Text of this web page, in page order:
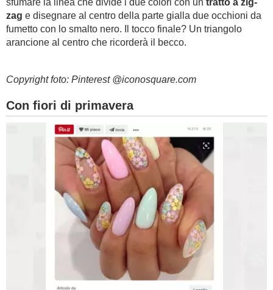
sfumare la linea che divide i due colori con un tratto a zig-
zag e disegnare al centro della parte gialla due occhioni da
fumetto con lo smalto nero. Il tocco finale? Un triangolo
arancione al centro che ricorderà il becco.
Copyright foto: Pinterest @iconosquare.com
Con fiori di primavera